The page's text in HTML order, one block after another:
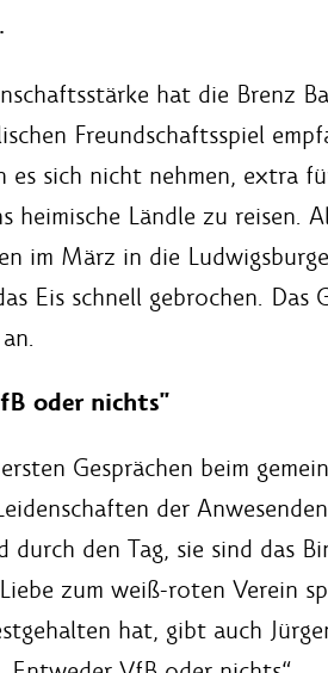
hat die Brenz
Freundschaftsspiel
es sich nicht nehmen, extra
heimische Ländle zu reisen.
im März in die
Eis schnell gebrochen.
oder nichts"
Gesprächen beim
der
durch den Tag, sie sind das
zum weiß-roten Verein
hat, gibt auch